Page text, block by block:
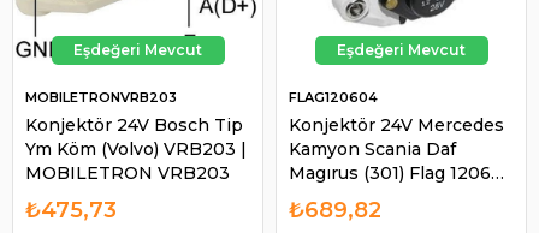
Konjektör 24V Bosch Tip
Ym Köm (Volvo) VRB203 |
MOBILETRON VRB203
MOBILETRONVRB203
₺475,73
Konjektör 24V Mercedes
Kamyon Scania Daf
Magırus (301) Flag 120604
Yeni Model (Bosch
1197311301 1197311304 |
FLAG120604
₺689,82